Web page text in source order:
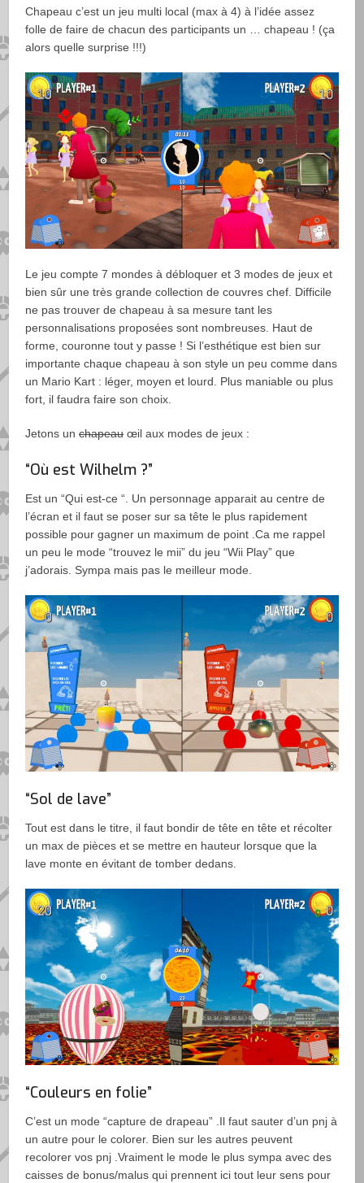
Chapeau c’est un jeu multi local (max à 4) à l’idée assez
folle de faire de chacun des participants un … chapeau ! (ça
alors quelle surprise !!!)
Le jeu compte 7 mondes à débloquer et 3 modes de jeux et
bien sûr une très grande collection de couvres chef. Difficile
ne pas trouver de chapeau à sa mesure tant les
personnalisations proposées sont nombreuses. Haut de
forme, couronne tout y passe ! Si l’esthétique est bien sur
importante chaque chapeau à son style un peu comme dans
un Mario Kart : léger, moyen et lourd. Plus maniable ou plus
fort, il faudra faire son choix.
Jetons unchapeauœil aux modes de jeux :
“Où est Wilhelm ?”
Est un “Qui est-ce “. Un personnage apparait au centre de
l’écran et il faut se poser sur sa tête le plus rapidement
possible pour gagner un maximum de point .Ca me rappel
un peu le mode “trouvez le mii” du jeu “Wii Play” que
j’adorais. Sympa mais pas le meilleur mode.
“Sol de lave”
Tout est dans le titre, il faut bondir de tête en tête et récolter
un max de pièces et se mettre en hauteur lorsque que la
lave monte en évitant de tomber dedans.
“Couleurs en folie”
C’est un mode “capture de drapeau” .Il faut sauter d’un pnj à
un autre pour le colorer. Bien sur les autres peuvent
recolorer vos pnj .Vraiment le mode le plus sympa avec des
caisses de bonus/malus qui prennent ici tout leur sens pour